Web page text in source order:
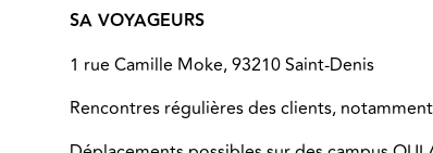
SA VOYAGEURS
1 rue Camille Moke, 93210 Saint-Denis
Rencontres régulières des clients, notamment